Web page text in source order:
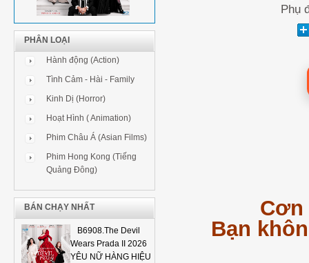
PHÂN LOẠI
Hành động (Action)
Tình Cảm - Hài - Family
Kinh Dị (Horror)
Hoạt Hình ( Animation)
Phim Châu Á (Asian Films)
Phim Hong Kong (Tiếng
Quảng Đông)
BÁN CHẠY NHẤT
B6908.The Devil
Wears Prada II 2026
YÊU NỮ HÀNG HIỆU
Phụ
Cơn
Bạn